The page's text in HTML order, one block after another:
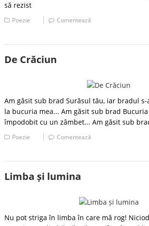
să rezist
Poezie Comentează
De Crăciun
Am găsit sub brad Surâsul tău, iar bradul
la bucuria mea... Am găsit sub brad
împodobit cu un zâmbet... Am găsit sub
Poezie Comentează
Limba și lumina
Nu pot striga în limba în care mă rog!